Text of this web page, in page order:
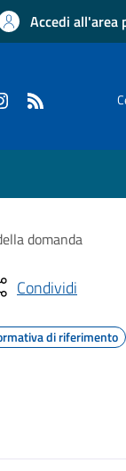
Accedi all'area
domanda
Condividi
di riferimento